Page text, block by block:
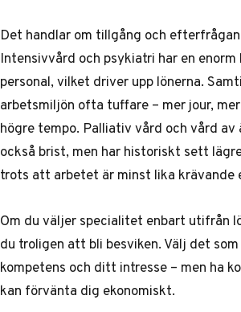
Det handlar om tillgång och
Intensivvård och psykiatri har en enorm
personal, vilket driver upp lönerna.
arbetsmiljön ofta tuffare – mer jour,
högre tempo. Palliativ vård och vård av
också brist, men har historiskt sett
trots att arbetet är minst lika krävande
Om du väljer specialitet enbart utifrån
du troligen att bli besviken. Välj det
kompetens och ditt intresse – men ha
kan förvänta dig ekonomiskt.